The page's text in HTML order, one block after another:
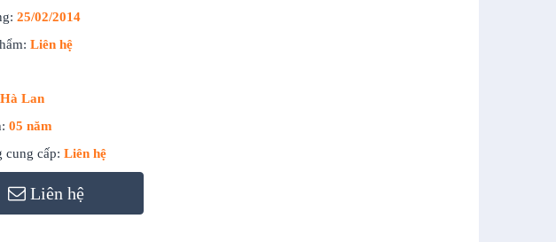
25/02/2014
Liên hệ
Hà Lan
05 năm
cung cấp: Liên hệ
Liên hệ